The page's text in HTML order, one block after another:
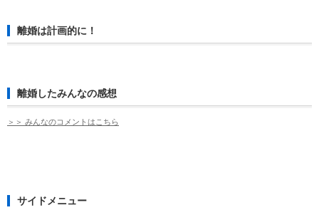
離婚は計画的に！
離婚したみんなの感想
＞＞ みんなのコメントはこちら
サイドメニュー